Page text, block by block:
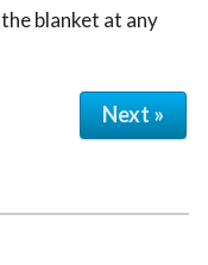
blanket at any
Next »